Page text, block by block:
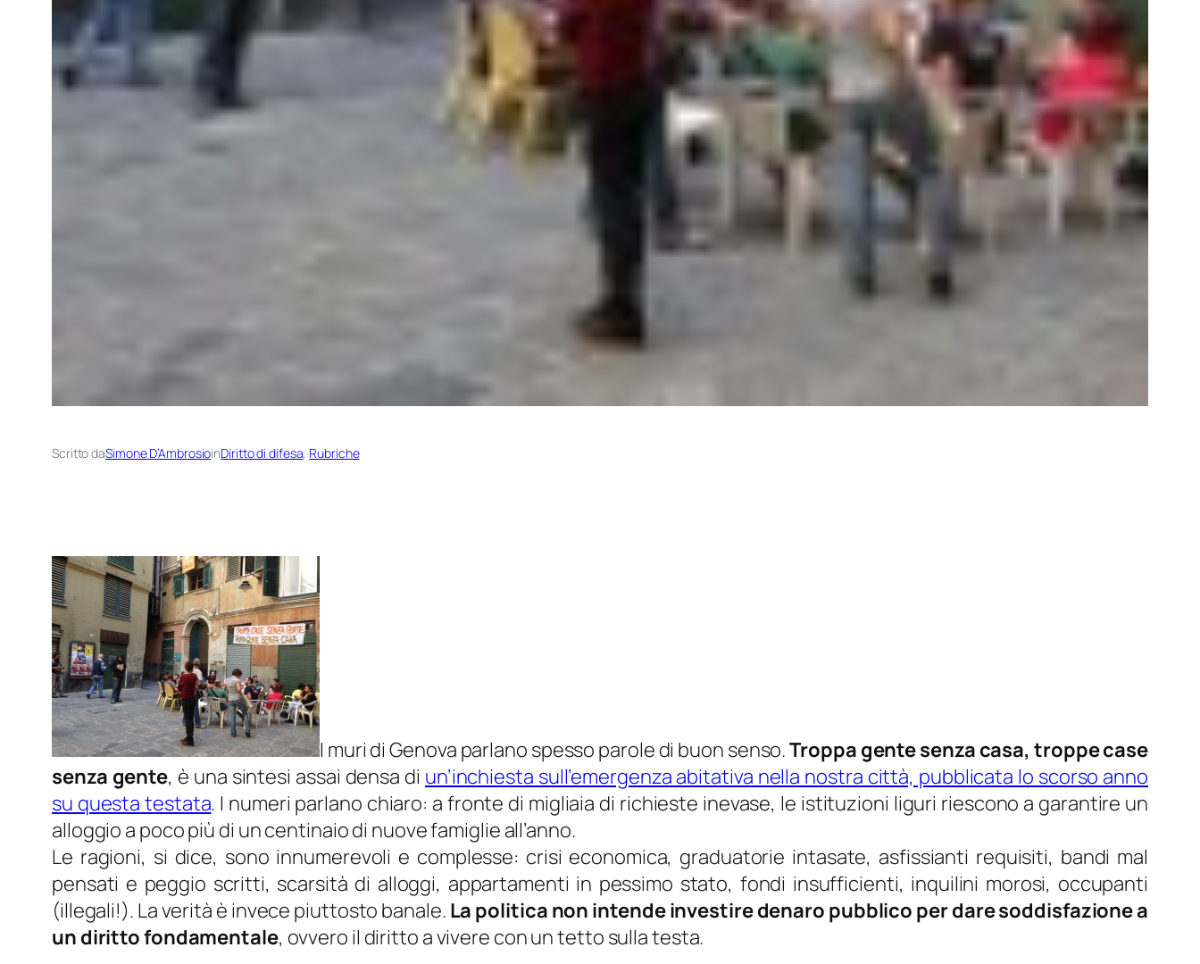
Scritto daSimone D’AmbrosioinDiritto di difesa, Rubriche
I muri di Genova parlano spesso parole di buon senso.Troppa gente senza casa, troppe case
senza gente, è una sintesi assai densa di un’inchiesta sull’emergenza abitativa nella nostra città, pubblicata lo scorso anno
su questa testata. I numeri parlano chiaro: a fronte di migliaia di richieste inevase, le istituzioni liguri riescono a garantire un
alloggio a poco più di un centinaio di nuove famiglie all’anno.
Le ragioni, si dice, sono innumerevoli e complesse: crisi economica, graduatorie intasate, asfissianti requisiti, bandi mal
pensati e peggio scritti, scarsità di alloggi, appartamenti in pessimo stato, fondi insufficienti, inquilini morosi, occupanti
(illegali!). La verità è invece piuttosto banale. La politica non intende investire denaro pubblico per dare soddisfazione a
un diritto fondamentale, ovvero il diritto a vivere con un tetto sulla testa.